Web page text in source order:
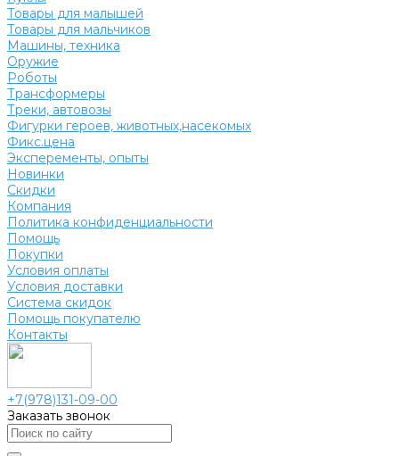
Товары для малышей
Товары для мальчиков
Машины, техника
Оружие
Роботы
Трансформеры
Треки, автовозы
Фигурки героев, животных,насекомых
Фикс.цена
Эксперементы, опыты
Новинки
Скидки
Компания
Политика конфиденциальности
Помощь
Покупки
Условия оплаты
Условия доставки
Система скидок
Помощь покупателю
Контакты
+7(978)131-09-00
Заказать звонок